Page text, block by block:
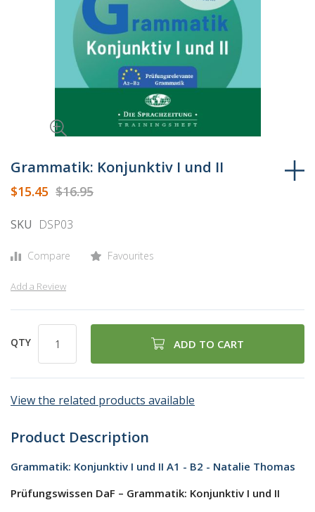
to
beginning
the
gallery
Grammatik: Konjunktiv I und II
$15.45 $16.95
SKU DSP03
Compare Favourites
Add a Review
QTY ADD TO CART
View the related products available
Product Description
Grammatik: Konjunktiv I und II A1 - B2 - Natalie Thomas
Prüfungswissen DaF – Grammatik: Konjunktiv I und II